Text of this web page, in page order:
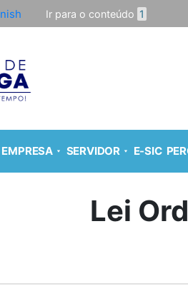
Ir para o conteúdo 1
EMPRESA SERVIDOR E-SIC
Lei